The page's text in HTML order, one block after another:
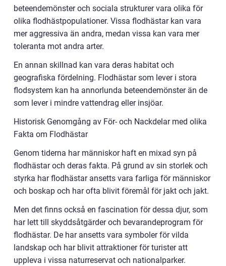
beteendemönster och sociala strukturer vara olika för
olika flodhästpopulationer. Vissa flodhästar kan vara
mer aggressiva än andra, medan vissa kan vara mer
toleranta mot andra arter.
En annan skillnad kan vara deras habitat och
geografiska fördelning. Flodhästar som lever i stora
flodsystem kan ha annorlunda beteendemönster än de
som lever i mindre vattendrag eller insjöar.
Historisk Genomgång av För- och Nackdelar med olika
Fakta om Flodhästar
Genom tiderna har människor haft en mixad syn på
flodhästar och deras fakta. På grund av sin storlek och
styrka har flodhästar ansetts vara farliga för människor
och boskap och har ofta blivit föremål för jakt och jakt.
Men det finns också en fascination för dessa djur, som
har lett till skyddsåtgärder och bevarandeprogram för
flodhästar. De har ansetts vara symboler för vilda
landskap och har blivit attraktioner för turister att
uppleva i vissa naturreservat och nationalparker.